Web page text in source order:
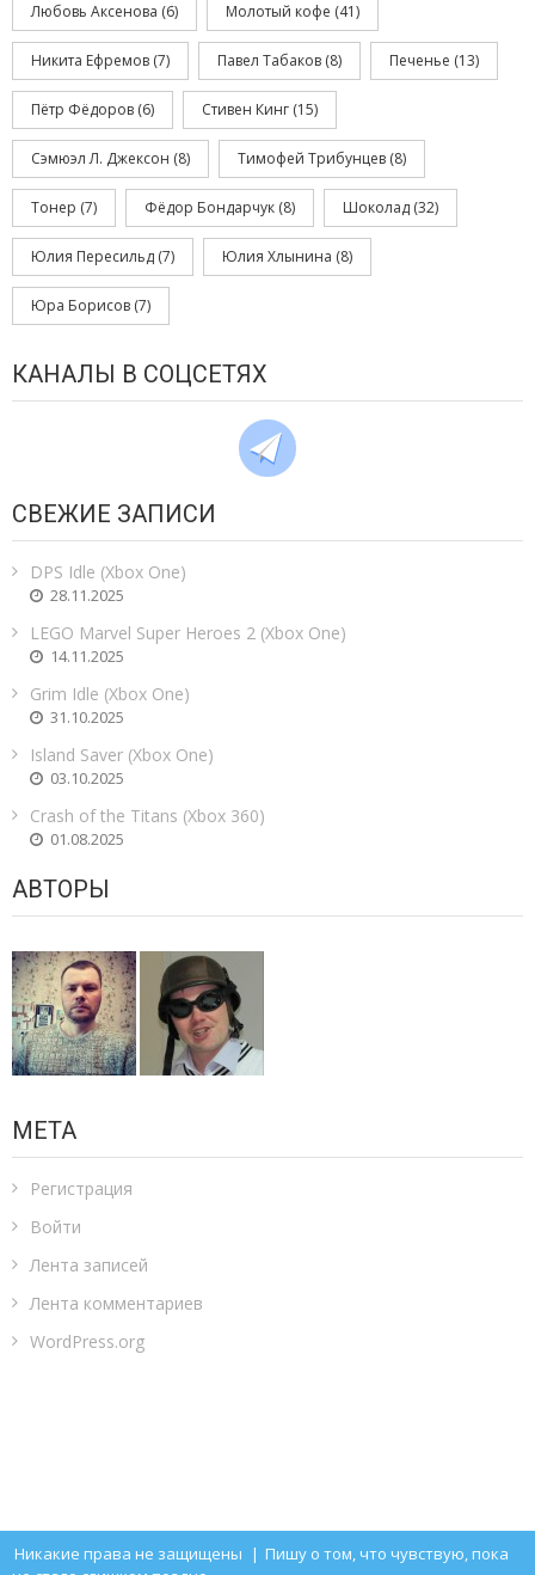
Любовь Аксенова (6) Молотый кофе (41)
Никита Ефремов (7) Павел Табаков (8) Печенье (13)
Пётр Фёдоров (6) Стивен Кинг (15)
Сэмюэл Л. Джексон (8) Тимофей Трибунцев (8)
Тонер (7) Фёдор Бондарчук (8) Шоколад (32)
Юлия Пересильд (7) Юлия Хлынина (8)
Юра Борисов (7)
КАНАЛЫ В СОЦСЕТЯХ
СВЕЖИЕ ЗАПИСИ
DPS Idle (Xbox One)
28.11.2025
LEGO Marvel Super Heroes 2 (Xbox One)
14.11.2025
Grim Idle (Xbox One)
31.10.2025
Island Saver (Xbox One)
03.10.2025
Crash of the Titans (Xbox 360)
01.08.2025
АВТОРЫ
МЕТА
Регистрация
Войти
Лента записей
Лента комментариев
WordPress.org
Никакие права не защищены | Пишу о том, что чувствую, пока